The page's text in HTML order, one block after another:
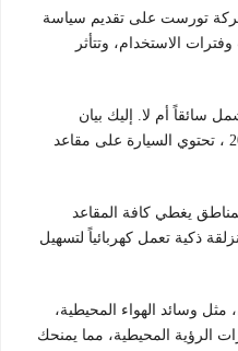
تورست على تقديم سياسة
الاستخدام، وتتأثر
سائقاً أم لا. إليك بيان
بالأسعار التقريبية لتحديثات عام 2026 ، تحتوي السيارة على مقاعد
يغطي كافة المقاعد
ذكية تعمل كهربائياً لتسهيل
مثل وسائد الهواء المحيطية،
الرؤية المحيطية، مما يمنحك